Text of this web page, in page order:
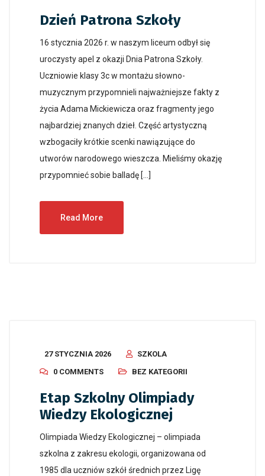
Dzień Patrona Szkoły
16 stycznia 2026 r. w naszym liceum odbył się
uroczysty apel z okazji Dnia Patrona Szkoły.
Uczniowie klasy 3c w montażu słowno-
muzycznym przypomnieli najważniejsze fakty z
życia Adama Mickiewicza oraz fragmenty jego
najbardziej znanych dzieł. Część artystyczną
wzbogaciły krótkie scenki nawiązujące do
utworów narodowego wieszcza. Mieliśmy okazję
przypomnieć sobie balladę […]
Read More
27 STYCZNIA 2026
SZKOLA
0 COMMENTS
BEZ KATEGORII
Etap Szkolny Olimpiady
Wiedzy Ekologicznej
Olimpiada Wiedzy Ekologicznej – olimpiada
szkolna z zakresu ekologii, organizowana od
1985 dla uczniów szkół średnich przez Ligę